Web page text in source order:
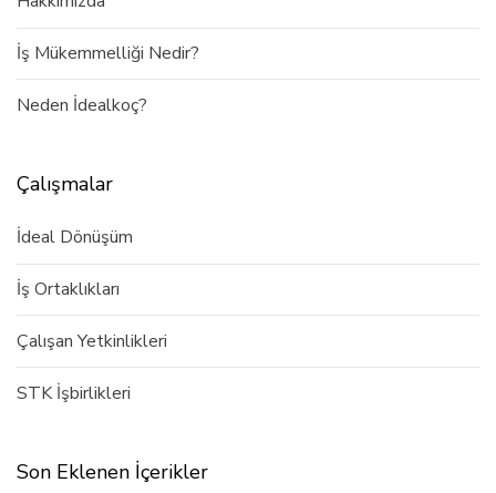
İş Mükemmelliği Nedir?
Neden İdealkoç?
Çalışmalar
İdeal Dönüşüm
İş Ortaklıkları
Çalışan Yetkinlikleri
STK İşbirlikleri
Son Eklenen İçerikler